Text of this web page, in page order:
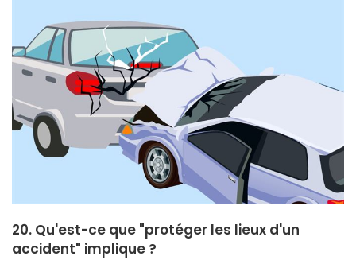
20. Qu'est-ce que "protéger les lieux d'un
accident" implique ?